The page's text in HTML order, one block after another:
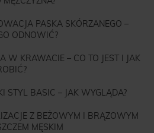
PASKA SKÓRZANEGO –
ODNOWIĆ?
W KRAWACIE – CO TO JEST I JAK
STYL BASIC – JAK WYGLĄDA?
Z BEŻOWYM I BRĄZOWYM
MĘSKIM